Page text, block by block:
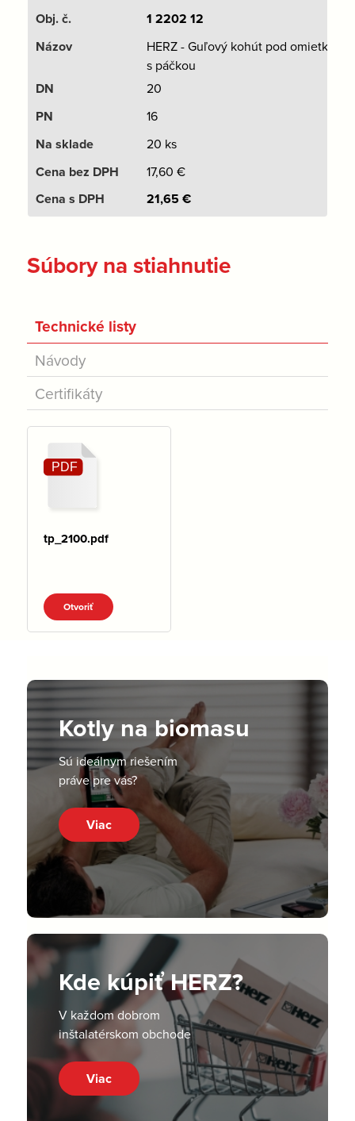
1 2202 12
HERZ - Guľový kohút pod omietku
s páčkou
20
16
20 ks
17,60 €
21,65€
Súbory na stiahnutie
Technické listy
Návody
Certifikáty
tp_2100.pdf
Otvoriť
Kotly na biomasu
Sú ideálnym riešením
práve pre vás?
Viac
Kde kúpiť HERZ?
V každom dobrom
inštalatérskom obchode
Viac